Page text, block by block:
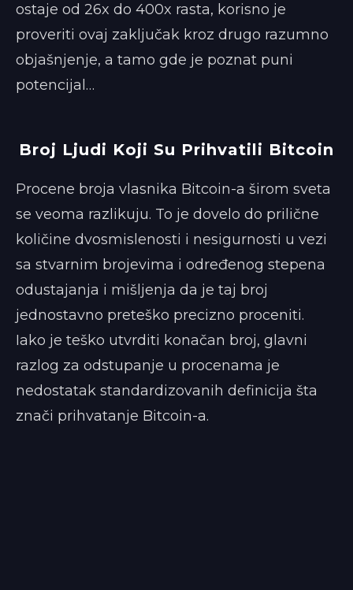
ostaje od 26x do 400x rasta, korisno je
proveriti ovaj zaključak kroz drugo razumno
objašnjenje, a tamo gde je poznat puni
potencijal…
Broj Ljudi Koji Su Prihvatili Bitcoin
Procene broja vlasnika Bitcoin-a širom sveta
se veoma razlikuju. To je dovelo do prilične
količine dvosmislenosti i nesigurnosti u vezi
sa stvarnim brojevima i određenog stepena
odustajanja i mišljenja da je taj broj
jednostavno preteško precizno proceniti.
Iako je teško utvrditi konačan broj, glavni
razlog za odstupanje u procenama je
nedostatak standardizovanih definicija šta
znači prihvatanje Bitcoin-a.